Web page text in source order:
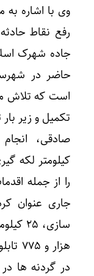
وی با اشاره به
رفع نقاط
جاده شهرک
حاضر در
است که تلاش
تکمیل و زیر
را از جمله
در گردنه ها